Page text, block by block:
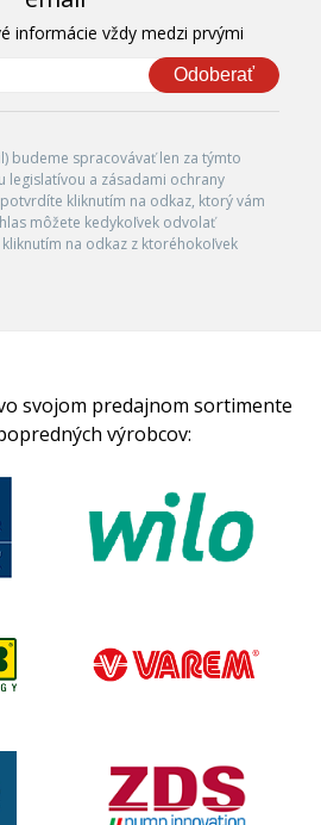
informácie vždy medzi prvými
Odoberať
budeme spracovávať len za týmto
legislatívou a zásadami ochrany
kliknutím na odkaz, ktorý vám
môžete kedykoľvek odvolať
na odkaz z ktoréhokoľvek
svojom predajnom sortimente
výrobcov: